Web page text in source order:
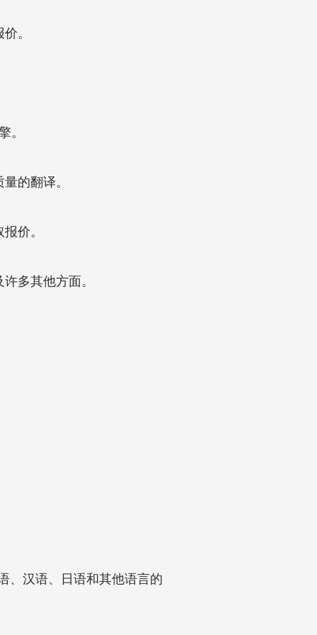
。
的翻译。
价。
多其他方面。
、汉语、日语和其他语言的